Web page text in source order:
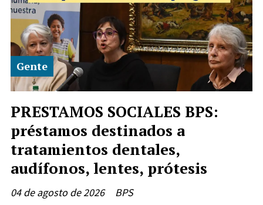
PRESTAMOS SOCIALES BPS:
préstamos destinados a
tratamientos dentales,
audífonos, lentes, prótesis
BPS
Gente
04 de agosto de 2026